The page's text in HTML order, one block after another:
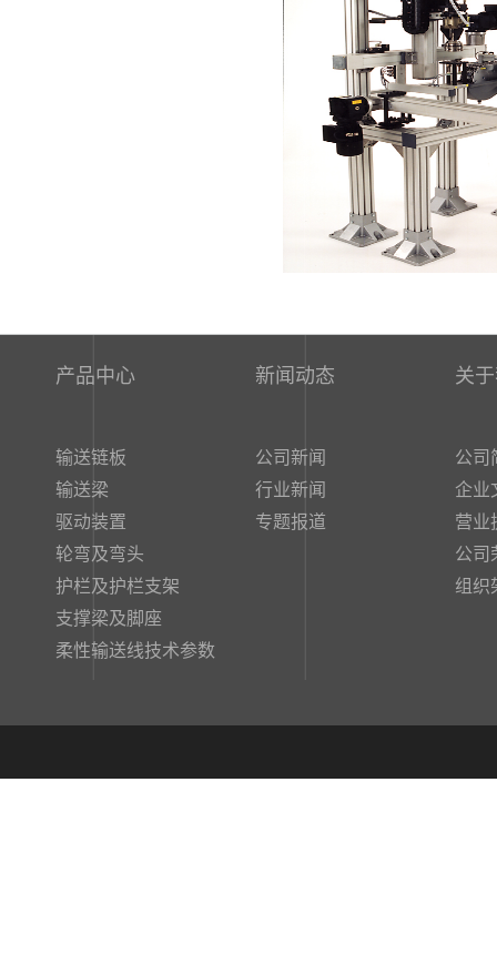
产品中心
输送链板
输送梁
驱动装置
轮弯及弯头
护栏及护栏支架
支撑梁及脚座
柔性输送线技术参数
新闻动态
公司新闻
行业新闻
专题报道
关
公司
企业
营业
公司
组织